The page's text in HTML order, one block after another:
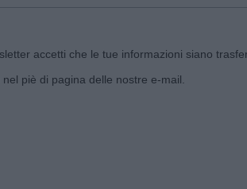
accetti che le tue informazioni siano
piè di pagina delle nostre e-mail.